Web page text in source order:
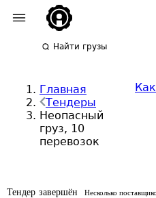
Найти грузы
Главная
Тендеры
Неопасный
груз, 10
перевозок
Тендер завершён Несколько